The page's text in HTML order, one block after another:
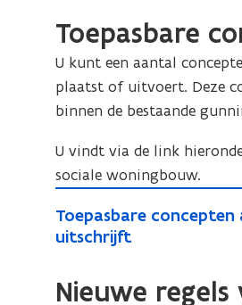
d
u
r
e
r
e
s
o
m
s
k
o
m
s
t
c
i
f
i
k
e
r
e
e
c
i
f
i
k
e
p
r
o
e
d
Toepasbare
U kunt een aantal
plaatst of uitvoert. Deze
binnen de bestaande
U vindt via de link
sociale woningbouw.
o
e
a
Toepasbare
uitschrijft
T
o
p
a
Nieuwe